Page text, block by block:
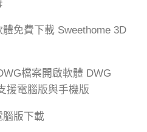
免費下載 Sweethome 3D
檔案開啟軟體 DWG
援電腦版與手機版
腦版下載